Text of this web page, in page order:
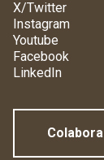
X/Twitter
Instagram
Youtube
Facebook
LinkedIn
Colabora